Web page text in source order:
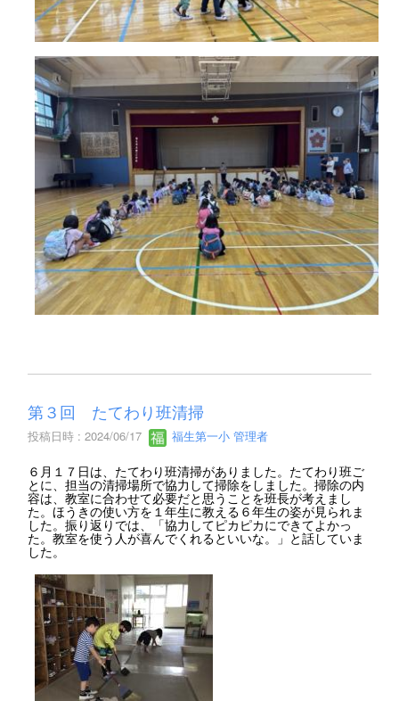
第３回 たてわり班清掃
投稿日時 : 2024/06/17 福生第一小 管理者
６月１７日は、たてわり班清掃がありました。たてわり班ご
とに、担当の清掃場所で協力して掃除をしました。掃除の内
容は、教室に合わせて必要だと思うことを班長が考えまし
た。ほうきの使い方を１年生に教える６年生の姿が見られま
した。振り返りでは、「協力してピカピカにできてよかっ
た。教室を使う人が喜んでくれるといいな。」と話していま
した。